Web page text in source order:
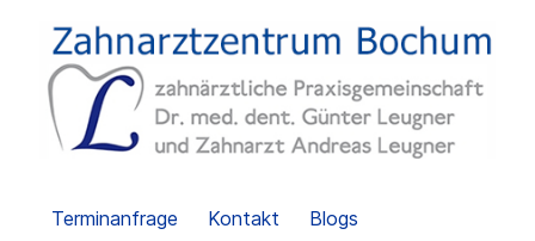
Terminanfrage Kontakt
Blogs